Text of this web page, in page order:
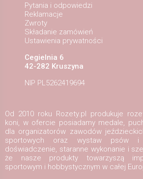
Pytania i odpowiedzi
Reklamacje
Zwroty
Składanie zamówień
Ustawienia prywatności
Cegielnia 6
42-282 Kruszyna
NIP PL5262419694
Od 2010 roku Rozety.pl produkuje
koni, w ofercie posiadamy medale,
dla organizatorów zawodów
sportowych oraz wystaw psów i
doświadczenie, staranne wykonanie i
że nasze produkty towarzyszą
sportowym i hobbystycznym w całej